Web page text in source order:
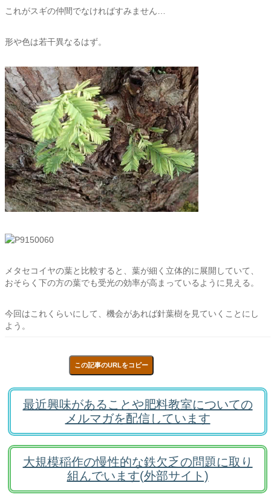
これがスギの仲間でなければすみません…
形や色は若干異なるはず。
メタセコイヤの葉と比較すると、葉が細く立体的に展開していて、
おそらく下の方の葉でも受光の効率が高まっているように見える。
今回はこれくらいにして、機会があれば針葉樹を見ていくことにし
よう。
この記事のURLをコピー
最近興味があることや肥料教室についての
メルマガを配信しています
大規模稲作の慢性的な鉄欠乏の問題に取り
組んでいます(外部サイト)